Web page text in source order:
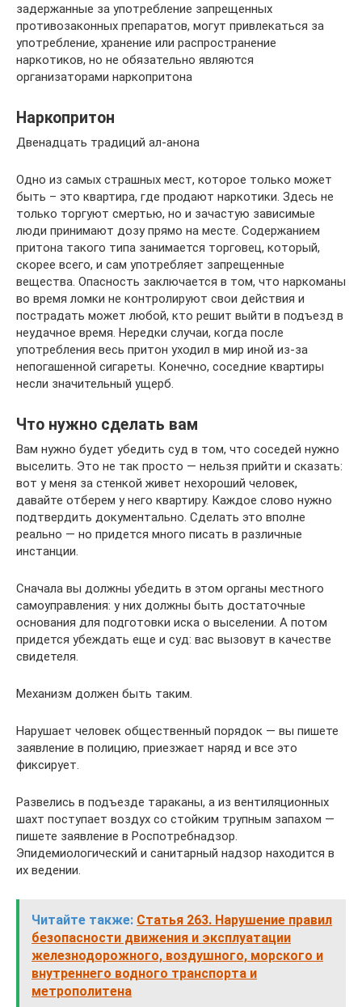
задержанные за употребление запрещенных
противозаконных препаратов, могут привлекаться за
употребление, хранение или распространение
наркотиков, но не обязательно являются
организаторами наркопритона
Наркопритон
Двенадцать традиций ал-анона
Одно из самых страшных мест, которое только может
быть – это квартира, где продают наркотики. Здесь не
только торгуют смертью, но и зачастую зависимые
люди принимают дозу прямо на месте. Содержанием
притона такого типа занимается торговец, который,
скорее всего, и сам употребляет запрещенные
вещества. Опасность заключается в том, что наркоманы
во время ломки не контролируют свои действия и
пострадать может любой, кто решит выйти в подъезд в
неудачное время. Нередки случаи, когда после
употребления весь притон уходил в мир иной из-за
непогашенной сигареты. Конечно, соседние квартиры
несли значительный ущерб.
Что нужно сделать вам
Вам нужно будет убедить суд в том, что соседей нужно
выселить. Это не так просто — нельзя прийти и сказать:
вот у меня за стенкой живет нехороший человек,
давайте отберем у него квартиру. Каждое слово нужно
подтвердить документально. Сделать это вполне
реально — но придется много писать в различные
инстанции.
Сначала вы должны убедить в этом органы местного
самоуправления: у них должны быть достаточные
основания для подготовки иска о выселении. А потом
придется убеждать еще и суд: вас вызовут в качестве
свидетеля.
Механизм должен быть таким.
Нарушает человек общественный порядок — вы пишете
заявление в полицию, приезжает наряд и все это
фиксирует.
Развелись в подъезде тараканы, а из вентиляционных
шахт поступает воздух со стойким трупным запахом —
пишете заявление в Роспотребнадзор.
Эпидемиологический и санитарный надзор находится в
их ведении.
Читайте также: Статья 263. Нарушение правил
безопасности движения и эксплуатации
железнодорожного, воздушного, морского и
внутреннего водного транспорта и
метрополитена